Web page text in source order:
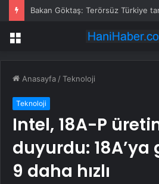
Bakan Göktaş: Terörsüz Türkiye
Menü
Anasayfa /Teknoloji
Teknoloji
Intel, 18A-P
duyurdu: 18A’ya
9 daha hızlı